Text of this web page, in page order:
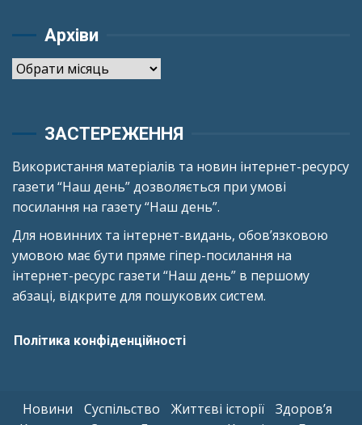
Архіви
Архіви
ЗАСТЕРЕЖЕННЯ
Використання матеріалів та новин інтернет-ресурсу
газети “Наш день” дозволяється при умові
посилання на газету “Наш день”.
Для новинних та інтернет-видань, обов’язковою
умовою має бути пряме гіпер-посилання на
інтернет-ресурс газети “Наш день” в першому
абзаці, відкрите для пошукових систем.
Політика конфіденційності
Новини Суспільство Життєві історії
Здоров’я